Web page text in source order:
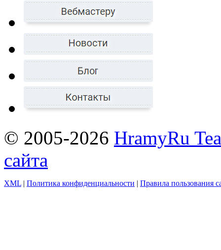
© 2005-2026 HramyRu
сайта
XML | Политика конфиденциальности | Правила пользования